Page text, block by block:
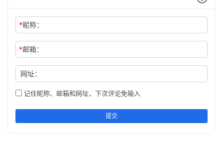
*昵称：
*邮箱：
网址：
记住昵称、邮箱和网址，下次评论免输入
提交